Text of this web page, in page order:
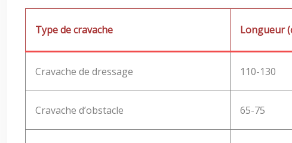
Type de cravache Longueur
Cravache de dressage 110-130
Cravache d’obstacle 65-75